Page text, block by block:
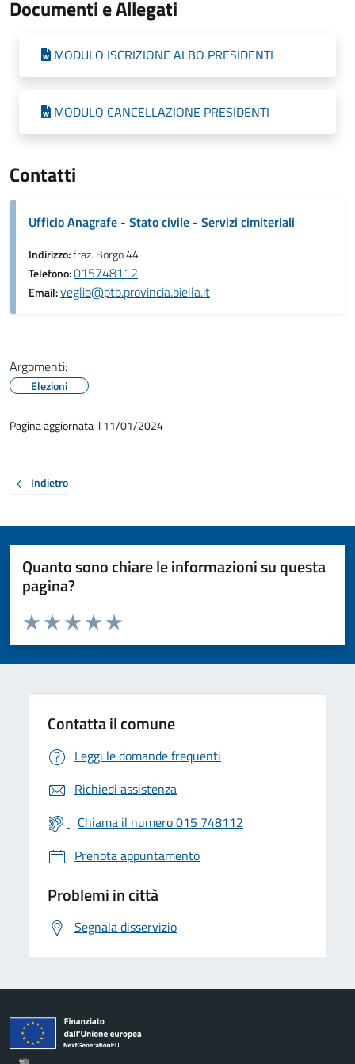
Documenti e Allegati
MODULO ISCRIZIONE ALBO PRESIDENTI
MODULO CANCELLAZIONE PRESIDENTI
Contatti
Ufficio Anagrafe - Stato civile - Servizi cimiteriali
Indirizzo:fraz. Borgo 44
Telefono:015748112
Email:veglio@ptb.provincia.biella.it
Argomenti:
Elezioni
Pagina aggiornata il 11/01/2024
Indietro
Quanto sono chiare le informazioni su questa
pagina?
Valuta da 1 a 5 stelle la pagina
Valuta 5 stelle su 5
Valuta 4 stelle su 5
Valuta 3 stelle su 5
Valuta 2 stelle su 5
Valuta 1 stelle su 5
Contatta il comune
Leggi le domande frequenti
Richiedi assistenza
Chiama il numero 015 748112
Prenota appuntamento
Problemi in città
Segnala disservizio